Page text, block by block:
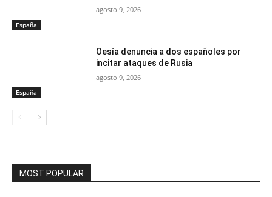
España
agosto 9, 2026
España
Oesía denuncia a dos españoles por
incitar ataques de Rusia
agosto 9, 2026
MOST POPULAR